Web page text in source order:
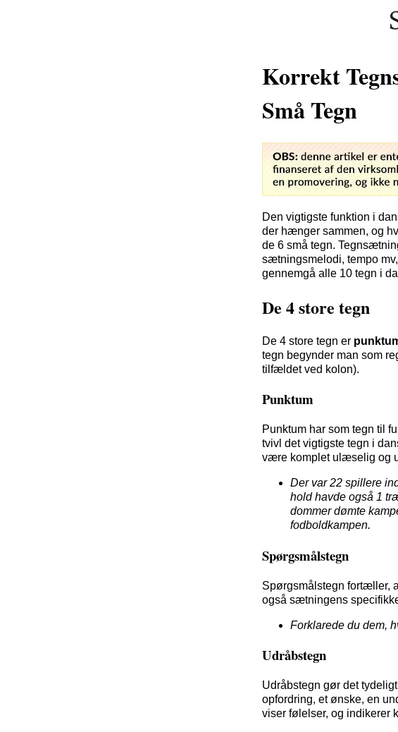
Korrekt
Små Tegn
Den vigtigste funktion i
der hænger sammen, og
de 6 små tegn.
sætningsmelodi, tempo
gennemgå alle 10 tegn i
De 4 store tegn
De 4 store tegn er
tegn begynder man som
tilfældet ved kolon).
Punktum
Punktum har som tegn til
tvivl det vigtigste tegn i
være komplet ulæselig og
Der var 22 spillere
hold havde også 1
dommer dømte
fodboldkampen.
Spørgsmålstegn
Spørgsmålstegn fortæller,
også sætningens
Forklarede du dem,
Udråbstegn
Udråbstegn gør det
opfordring, et ønske, en
viser følelser, og indikerer